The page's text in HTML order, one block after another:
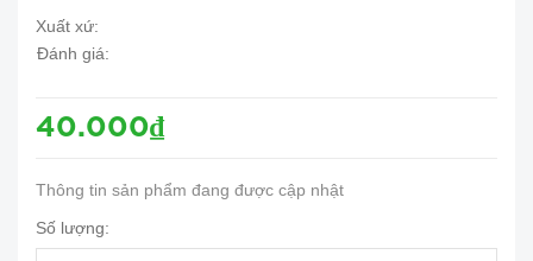
Xuất xứ:
Đánh giá:
40.000₫
Thông tin sản phẩm đang được cập nhật
Số lượng: